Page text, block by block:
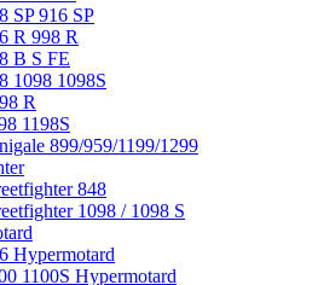
SP 916 SP
R 998 R
B S FE
1098 1098S
R
1198S
899/959/1199/1299
848
1098 / 1098 S
Hypermotard
1100S Hypermotard